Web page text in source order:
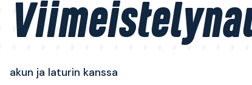
akun ja laturin kanssa